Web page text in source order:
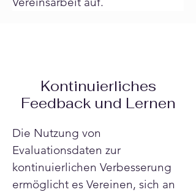
Kontinuierliches
Feedback und Lernen
Die Nutzung von
Evaluationsdaten zur
kontinuierlichen Verbesserung
ermöglicht es Vereinen, sich an